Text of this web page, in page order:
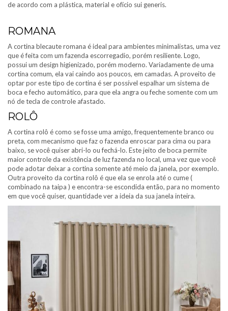
de acordo com a plástica, material e ofício sui generis.
ROMANA
A cortina blecaute romana é ideal para ambientes minimalistas, uma vez
que é feita com um fazenda escorregadio, porém resiliente. Logo,
possui um design higienizado, porém moderno. Variadamente de uma
cortina comum, ela vai caindo aos poucos, em camadas. A proveito de
optar por este tipo de cortina é ser possível espalhar um sistema de
boca e fecho automático, para que ela angra ou feche somente com um
nó de tecla de controle afastado.
ROLÔ
A cortina rolô é como se fosse uma amigo, frequentemente branco ou
preta, com mecanismo que faz o fazenda enroscar para cima ou para
baixo, se você quiser abri-lo ou fechá-lo. Este jeito de boca permite
maior controle da existência de luz fazenda no local, uma vez que você
pode adotar deixar a cortina somente até meio da janela, por exemplo.
Outra proveito da cortina rolô é que ela se enrola até o cume (
combinado na taipa ) e encontra-se escondida então, para no momento
em que você quiser, quantidade ver a ideia da sua janela inteira.